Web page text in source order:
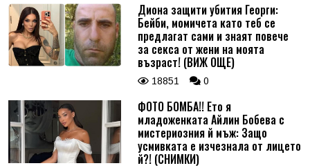
Диона защити убития Георги:
Бейби, момичета като теб се
предлагат сами и знаят повече
за секса от жени на моята
възраст! (ВИЖ ОЩЕ)
18851 0
ФОТО БОМБА!! Ето я
младоженката Айлин Бобева с
мистериозния й мъж: Защо
усмивката е изчезнала от лицето
й?! (СНИМКИ)